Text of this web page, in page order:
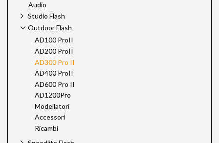
Audio
Studio Flash
Outdoor Flash
AD100 ProII
AD200 ProII
AD300 Pro II
AD400 ProII
AD600 Pro II
AD1200Pro
Modellatori
Accessori
Ricambi